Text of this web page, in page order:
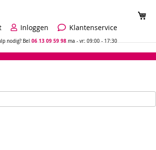
Inloggen Klantenservice
nodig? Bel06 13 09 59 98ma - vr: 09:00 - 17:30